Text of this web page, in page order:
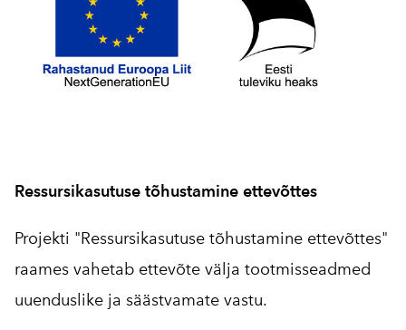
Ressursikasutuse tõhustamine ettevõttes
Projekti "Ressursikasutuse tõhustamine ettevõttes"
raames vahetab ettevõte välja tootmisseadmed
uuenduslike ja säästvamate vastu.